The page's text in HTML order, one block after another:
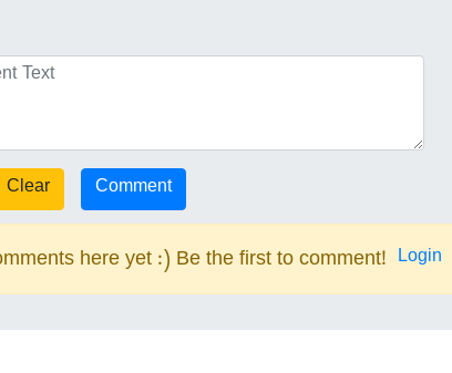
here yet :) Be the first to comment! Login